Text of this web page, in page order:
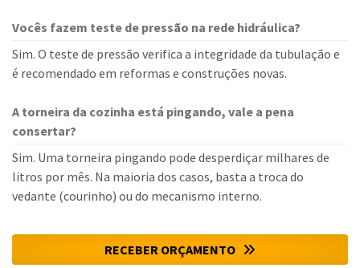
Vocês fazem teste de pressão na rede hidráulica?
Sim. O teste de pressão verifica a integridade da tubulação e
é recomendado em reformas e construções novas.
A torneira da cozinha está pingando, vale a pena
consertar?
Sim. Uma torneira pingando pode desperdiçar milhares de
litros por mês. Na maioria dos casos, basta a troca do
vedante (courinho) ou do mecanismo interno.
RECEBER ORÇAMENTO